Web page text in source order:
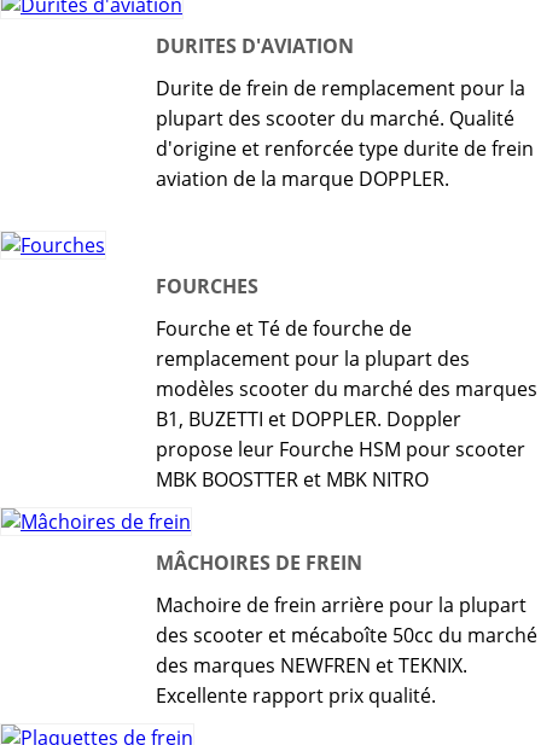
DURITES D'AVIATION
Durite de frein de remplacement pour la
plupart des scooter du marché. Qualité
d'origine et renforcée type durite de frein
aviation de la marque DOPPLER.
FOURCHES
Fourche et Té de fourche de
remplacement pour la plupart des
modèles scooter du marché des marques
B1, BUZETTI et DOPPLER. Doppler
propose leur Fourche HSM pour scooter
MBK BOOSTTER et MBK NITRO
MÂCHOIRES DE FREIN
Machoire de frein arrière pour la plupart
des scooter et mécaboîte 50cc du marché
des marques NEWFREN et TEKNIX.
Excellente rapport prix qualité.